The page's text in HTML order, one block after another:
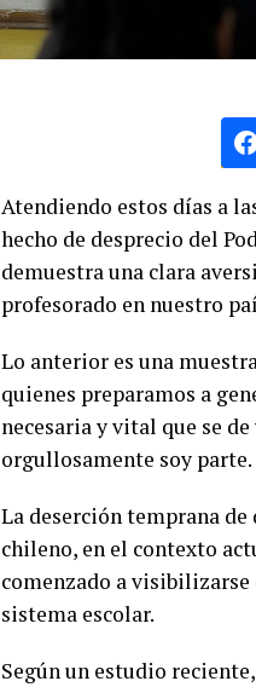
Atendiendo estos días a
hecho de desprecio del
demuestra una clara
profesorado en nuestro
Lo anterior es una
quienes preparamos a
necesaria y vital que se
orgullosamente soy parte.
La deserción temprana
chileno, en el contexto
comenzado a
sistema escolar.
Según un estudio